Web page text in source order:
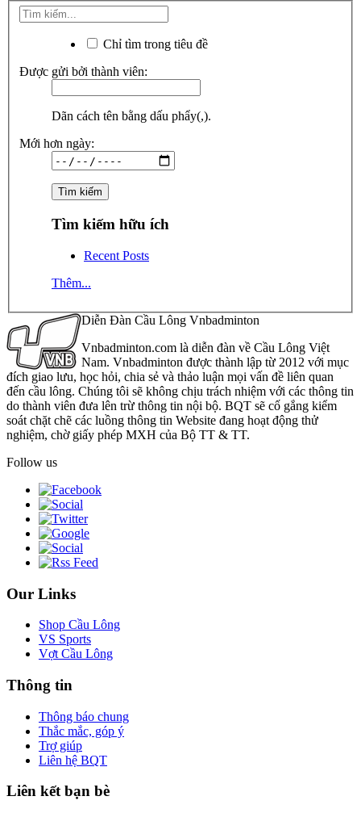
Chỉ tìm trong tiêu đề
Được gửi bởi thành viên:
Dãn cách tên bằng dấu phẩy(,).
Mới hơn ngày:
Tìm kiếm hữu ích
Recent Posts
Thêm...
Diễn Đàn Cầu Lông Vnbadminton
Vnbadminton.com là diễn đàn về Cầu Lông Việt
Nam. Vnbadminton được thành lập từ 2012 với mục
đích giao lưu, học hỏi, chia sẻ và thảo luận mọi vấn đề liên quan
đến cầu lông. Chúng tôi sẽ không chịu trách nhiệm với các thông tin
do thành viên đưa lên trừ thông tin nội bộ. BQT sẽ cố gắng kiểm
soát chặt chẽ các luồng thông tin Website đang hoạt động thử
nghiệm, chờ giấy phép MXH của Bộ TT & TT.
Follow us
Our Links
Shop Cầu Lông
VS Sports
Vợt Cầu Lông
Thông tin
Thông báo chung
Thắc mắc, góp ý
Trợ giúp
Liên hệ BQT
Liên kết bạn bè